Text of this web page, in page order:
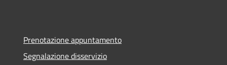
Prenotazione appuntamento
Segnalazione disservizio